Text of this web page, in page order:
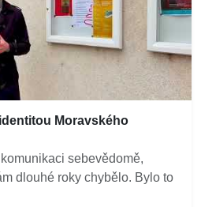
Moravského
sebevědomě,
dlouhé roky chybělo. Bylo to